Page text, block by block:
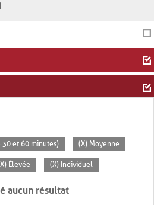
30 et 60 minutes) (X) Moyenne
Élevée (X) Individuel
aucun résultat